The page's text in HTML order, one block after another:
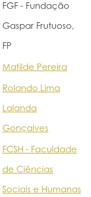
FGF - Fundação
Gaspar Frutuoso,
FP
Matilde Pereira
Rolando Lima
Lalanda
Gonçalves
FCSH - Faculdade
de Ciências
Sociais e Humanas